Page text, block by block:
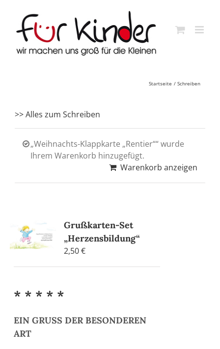
content
Startseite Schreiben
>> Alles zum Schreiben
„Weihnachts-Klappkarte „Rentier““ wurde
Ihrem Warenkorb hinzugefügt.
Warenkorb anzeigen
Grußkarten-Set
„Herzensbildung“
2,50€
* * * * *
EIN GRUSS DER BESONDEREN
ART